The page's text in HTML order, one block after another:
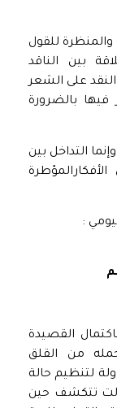
للقول
بين الناقد
على الشعر
بالضرورة
التداخل بين
:
القصيدة
من القلق
لتنظيم حالة
الت تتكشف حين